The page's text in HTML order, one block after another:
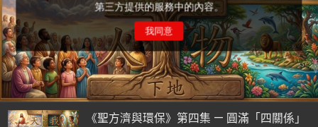
《聖方濟與環保》第四集 — 圓滿「四關係」